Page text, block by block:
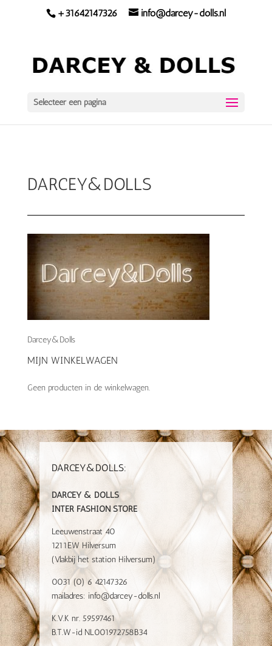
+31642147326 info@darcey-dolls.nl
Selecteer een pagina
DARCEY&DOLLS
Darcey&Dolls
MIJN WINKELWAGEN
Geen producten in de winkelwagen.
DARCEY&DOLLS:
DARCEY & DOLLS
INTER FASHION STORE
Leeuwenstraat 40
1211EW Hilversum
(Vlakbij het station Hilversum)
0031 (0) 6 42147326
mailadres: info@darcey-dolls.nl
K.V.K nr. 59597461
B.T.W-id NL001972758B34